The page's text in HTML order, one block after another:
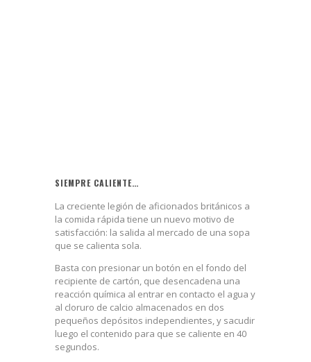
SIEMPRE CALIENTE…
La creciente legión de aficionados británicos a
la comida rápida tiene un nuevo motivo de
satisfacción: la salida al mercado de una sopa
que se calienta sola.
Basta con presionar un botón en el fondo del
recipiente de cartón, que desencadena una
reacción química al entrar en contacto el agua y
al cloruro de calcio almacenados en dos
pequeños depósitos independientes, y sacudir
luego el contenido para que se caliente en 40
segundos.